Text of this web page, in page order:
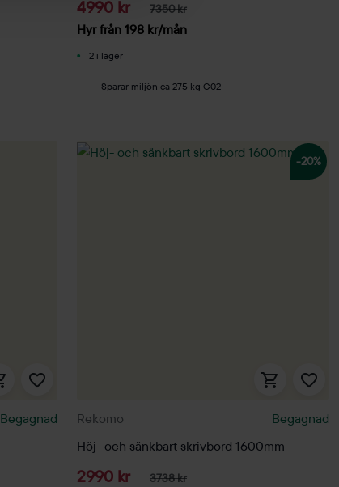
4990 kr 7350 kr
Hyr från 198 kr/mån
2 i lager
Sparar miljön ca 275 kg C02
Begagnad
-20%
Rekomo
Begagnad
Höj- och sänkbart skrivbord 1600mm
2990 kr 3738 kr